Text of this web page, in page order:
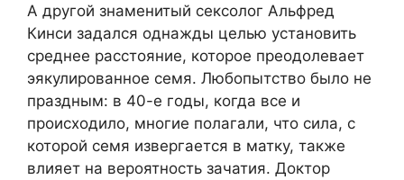
А другой знаменитый сексолог Альфред
Кинси задался однажды целью установить
среднее расстояние, которое преодолевает
эякулированное семя. Любопытство было не
праздным: в 40-е годы, когда все и
происходило, многие полагали, что сила, с
которой семя извергается в матку, также
влияет на вероятность зачатия. Доктор